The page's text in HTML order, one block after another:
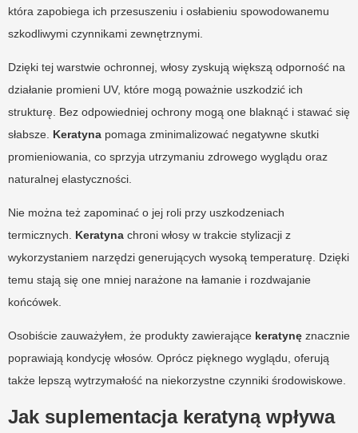
która zapobiega ich przesuszeniu i osłabieniu spowodowanemu
szkodliwymi czynnikami zewnętrznymi.
Dzięki tej warstwie ochronnej, włosy zyskują większą odporność na
działanie promieni UV, które mogą poważnie uszkodzić ich
strukturę. Bez odpowiedniej ochrony mogą one blaknąć i stawać się
słabsze. Keratyna pomaga zminimalizować negatywne skutki
promieniowania, co sprzyja utrzymaniu zdrowego wyglądu oraz
naturalnej elastyczności.
Nie można też zapominać o jej roli przy uszkodzeniach
termicznych. Keratyna chroni włosy w trakcie stylizacji z
wykorzystaniem narzędzi generujących wysoką temperaturę. Dzięki
temu stają się one mniej narażone na łamanie i rozdwajanie
końcówek.
Osobiście zauważyłem, że produkty zawierające keratynę znacznie
poprawiają kondycję włosów. Oprócz pięknego wyglądu, oferują
także lepszą wytrzymałość na niekorzystne czynniki środowiskowe.
Jak suplementacja keratyną wpływa